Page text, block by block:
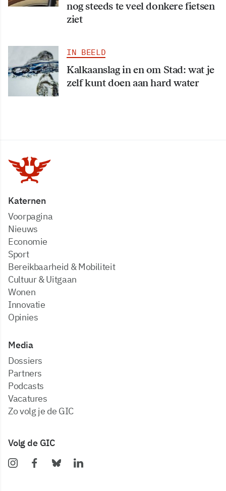
nog steeds te veel donkere fietsen
ziet
IN BEELD
Kalkaanslag in en om Stad: wat je
zelf kunt doen aan hard water
Katernen
Voorpagina
Nieuws
Economie
Sport
Bereikbaarheid & Mobiliteit
Cultuur & Uitgaan
Wonen
Innovatie
Opinies
Media
dossiers
partners
podcasts
vacatures
zo volg je de GIC
Volg de GIC